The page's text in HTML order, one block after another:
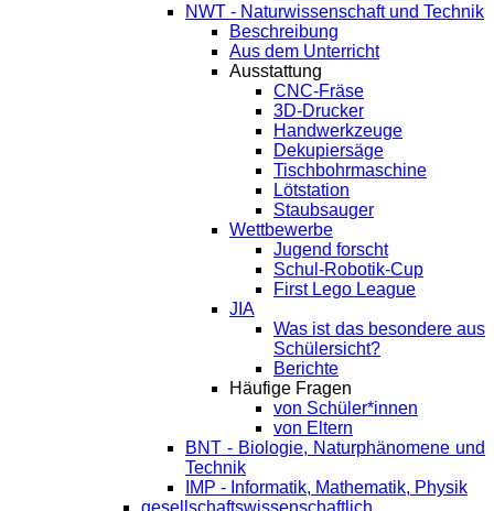
NWT - Naturwissenschaft und Technik
Beschreibung
Aus dem Unterricht
Ausstattung
CNC-Fräse
3D-Drucker
Handwerkzeuge
Dekupiersäge
Tischbohrmaschine
Lötstation
Staubsauger
Wettbewerbe
Jugend forscht
Schul-Robotik-Cup
First Lego League
JIA
Was ist das besondere aus
Schülersicht?
Berichte
Häufige Fragen
von Schüler*innen
von Eltern
BNT - Biologie, Naturphänomene und
Technik
IMP - Informatik, Mathematik, Physik